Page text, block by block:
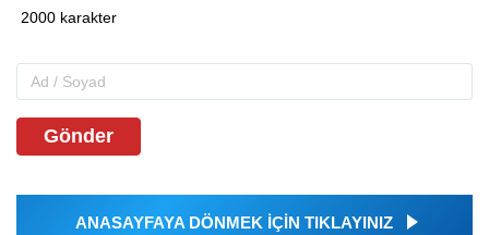
Gönder
ANASAYFAYA DÖNMEK İÇİN TIKLAYINIZ